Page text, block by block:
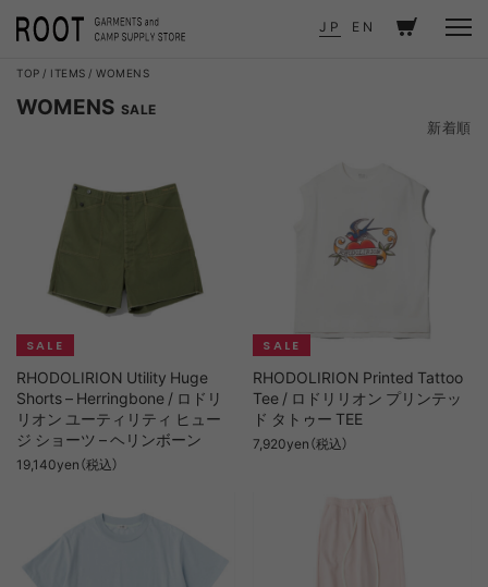
JP EN
TOP ITEMS WOMENS
WOMENS SALE
新着順
RHODOLIRION Utility Huge
Shorts – Herringbone / ロドリ
リオン ユーティリティ ヒュー
ジ ショーツ – ヘリンボーン
19,140yen（税込）
RHODOLIRION Printed Tattoo
Tee / ロドリリオン プリンテッ
ド タトゥー TEE
7,920yen（税込）